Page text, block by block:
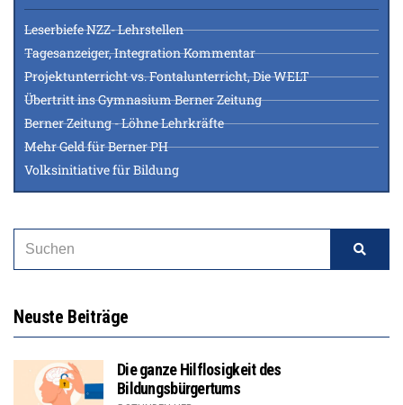
Leserbiefe NZZ- Lehrstellen
Tagesanzeiger, Integration Kommentar
Projektunterricht vs. Fontalunterricht, Die WELT
Übertritt ins Gymnasium Berner Zeitung
Berner Zeitung - Löhne Lehrkräfte
Mehr Geld für Berner PH
Volksinitiative für Bildung
Neuste Beiträge
Die ganze Hilflosigkeit des
Bildungsbürgertums